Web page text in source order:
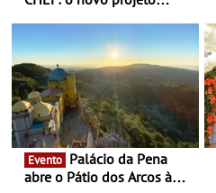
Queiroz Ribeiro - Um novo
conceito gastronómico
itinerante que percorre
Portugal
Evento
abre o Pátio dos Arcos à